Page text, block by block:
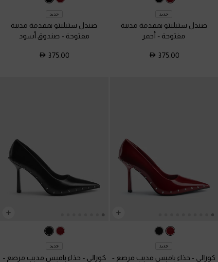
جديد
صندل ستيليتو بمقدمة مدببة
مفتوحة - أحمر
375.00
جديد
صندل ستيليتو بمقدمة مدببة
مفتوحة - صندوق أسود
375.00
جديد
كورالي - حذاء بامبس مدبب مرصع -
جديد
كورالي - حذاء بامبس مدبب مرصع -